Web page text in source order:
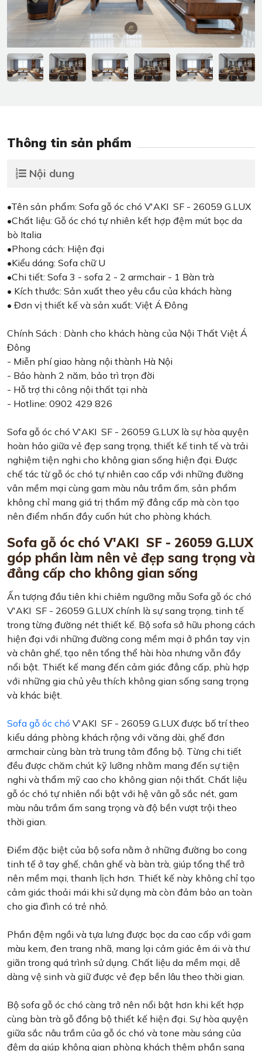
Thông tin sản phẩm
Nội dung
•Tên sản phẩm: Sofa gỗ óc chó V'AKI SF - 26059 G.LUX
•Chất liệu: Gỗ óc chó tự nhiên kết hợp đệm mút bọc da
bò Italia
•Phong cách: Hiện đại
•Kiểu dáng: Sofa chữ U
•Chi tiết: Sofa 3 - sofa 2 - 2 armchair - 1 Bàn trà
• Kích thước: Sản xuất theo yêu cầu của khách hàng
• Đơn vị thiết kế và sản xuất: Việt Á Đông
Chính Sách : Dành cho khách hàng của Nội Thất Việt Á
Đông
- Miễn phí giao hàng nội thành Hà Nội
- Bảo hành 2 năm, bảo trì trọn đời
- Hỗ trợ thi công nội thất tại nhà
- Hotline: 0902 429 826
Sofa gỗ óc chó V'AKI SF - 26059 G.LUX là sự hòa quyện
hoàn hảo giữa vẻ đẹp sang trọng, thiết kế tinh tế và trải
nghiệm tiện nghi cho không gian sống hiện đại. Được
chế tác từ gỗ óc chó tự nhiên cao cấp với những đường
vân mềm mại cùng gam màu nâu trầm ấm, sản phẩm
không chỉ mang giá trị thẩm mỹ đẳng cấp mà còn tạo
nên điểm nhấn đầy cuốn hút cho phòng khách.
Sofa gỗ óc chó V'AKI SF - 26059 G.LUX
góp phần làm nên vẻ đẹp sang trọng và
đẳng cấp cho không gian sống
Ấn tượng đầu tiên khi chiêm ngưỡng mẫu Sofa gỗ óc chó
V'AKI SF - 26059 G.LUX chính là sự sang trọng, tinh tế
trong từng đường nét thiết kế. Bộ sofa sở hữu phong cách
hiện đại với những đường cong mềm mại ở phần tay vịn
và chân ghế, tạo nên tổng thể hài hòa nhưng vẫn đầy
nổi bật. Thiết kế mang đến cảm giác đẳng cấp, phù hợp
với những gia chủ yêu thích không gian sống sang trọng
và khác biệt.
Sofa gỗ óc chó V'AKI SF - 26059 G.LUX được bố trí theo
kiểu dáng phòng khách rộng với văng dài, ghế đơn
armchair cùng bàn trà trung tâm đồng bộ. Từng chi tiết
đều được chăm chút kỹ lưỡng nhằm mang đến sự tiện
nghi và thẩm mỹ cao cho không gian nội thất. Chất liệu
gỗ óc chó tự nhiên nổi bật với hệ vân gỗ sắc nét, gam
màu nâu trầm ấm sang trọng và độ bền vượt trội theo
thời gian.
Điểm đặc biệt của bộ sofa nằm ở những đường bo cong
tinh tế ở tay ghế, chân ghế và bàn trà, giúp tổng thể trở
nên mềm mại, thanh lịch hơn. Thiết kế này không chỉ tạo
cảm giác thoải mái khi sử dụng mà còn đảm bảo an toàn
cho gia đình có trẻ nhỏ.
Phần đệm ngồi và tựa lưng được bọc da cao cấp với gam
màu kem, đen trang nhã, mang lại cảm giác êm ái và thư
giãn trong quá trình sử dụng. Chất liệu da mềm mại, dễ
dàng vệ sinh và giữ được vẻ đẹp bền lâu theo thời gian.
Bộ sofa gỗ óc chó càng trở nên nổi bật hơn khi kết hợp
cùng bàn trà gỗ đồng bộ thiết kế hiện đại. Sự hòa quyện
giữa sắc nâu trầm của gỗ óc chó và tone màu sáng của
đệm da giúp không gian phòng khách thêm phần sang